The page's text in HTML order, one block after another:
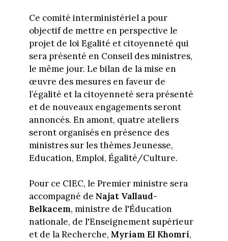
Ce comité interministériel a pour
objectif de mettre en perspective le
projet de loi Egalité et citoyenneté qui
sera présenté en Conseil des ministres,
le même jour. Le bilan de la mise en
œuvre des mesures en faveur de
l’égalité et la citoyenneté sera présenté
et de nouveaux engagements seront
annoncés. En amont, quatre ateliers
seront organisés en présence des
ministres sur les thèmes Jeunesse,
Education, Emploi, Égalité/Culture.
Pour ce CIEC, le Premier ministre sera
accompagné de Najat Vallaud-
Belkacem, ministre de l'Éducation
nationale, de l'Enseignement supérieur
et de la Recherche, Myriam El Khomri,